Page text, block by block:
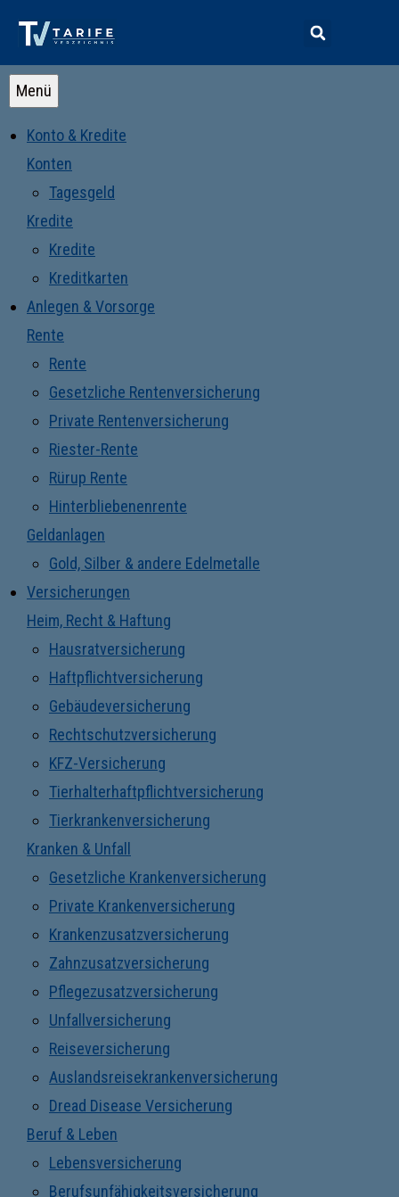
Menü
Konto & Kredite
Konten
Tagesgeld
Kredite
Kredite
Kreditkarten
Anlegen & Vorsorge
Rente
Rente
Gesetzliche Rentenversicherung
Private Rentenversicherung
Riester-Rente
Rürup Rente
Hinterbliebenenrente
Geldanlagen
Gold, Silber & andere Edelmetalle
Versicherungen
Heim, Recht & Haftung
Hausratversicherung
Haftpflichtversicherung
Gebäudeversicherung
Rechtschutzversicherung
KFZ-Versicherung
Tierhalterhaftpflichtversicherung
Tierkrankenversicherung
Kranken & Unfall
Gesetzliche Krankenversicherung
Private Krankenversicherung
Krankenzusatzversicherung
Zahnzusatzversicherung
Pflegezusatzversicherung
Unfallversicherung
Reiseversicherung
Auslandsreisekrankenversicherung
Dread Disease Versicherung
Beruf & Leben
Lebensversicherung
Berufsunfähigkeitsversicherung